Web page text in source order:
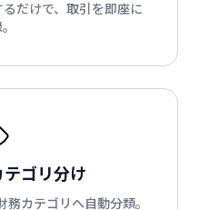
だけで、取引を即座に
ゴリ分け
カテゴリへ自動分類。